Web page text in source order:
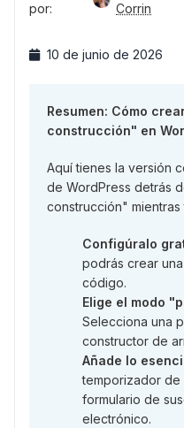
por:
Corrin
10 de junio de 2026
Resumen: Cómo
construcción" en
Aquí tienes la versión
de WordPress detrás
construcción" mientras
Configúralo
podrás crear
código.
Elige el modo
Selecciona una
constructor de
Añade lo
temporizador de
formulario de
electrónico.